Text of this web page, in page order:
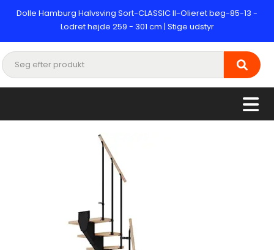
Dolle Hamburg Halvsving Sort-CLASSIC II-Olieret bøg-85-13 -
Lodret højde 259 - 301 cm | Stige udstyr